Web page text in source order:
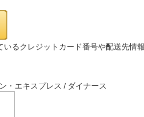
るクレジットカード番号や配送先情
・エキスプレス / ダイナース